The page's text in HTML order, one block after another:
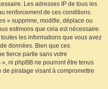
Les adresses IP de tous les
renforcement de ces conditions.
» supprime, modifie, déplace ou
estimons que cela est nécessaire.
les informations que vous avez
données. Bien que ces
tierce partie sans votre
ni phpBB ne pourront être tenus
piratage visant à compromettre